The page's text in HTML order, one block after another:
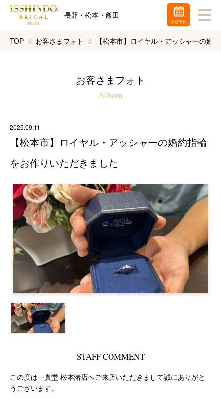
長野・松本・飯田
TOP お客さまフォト 【松本市】ロイヤル・アッシャーの婚
お客さまフォト
Album
2025.09.11
【松本市】ロイヤル・アッシャーの婚約指輪
をお作りいただきました
STAFF COMMENT
この度は一真堂 松本渚店へご来店いただきまして誠にありがと
うございます。
来店予約